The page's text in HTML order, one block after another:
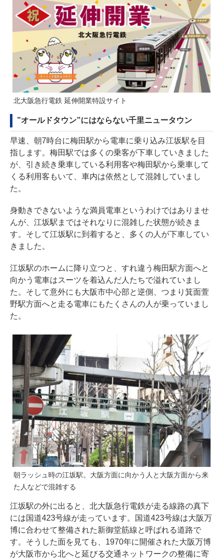
北大阪急行電鉄 延伸開業特設サイト
”オールドタウン”にはならない千里ニュータウン
早速、朝7時台に梅田駅から電車に乗り込み江坂駅を目
指します。梅田駅では多くの乗客が下車していきました
が、引き続き乗車している利用客や梅田駅から乗車して
くる利用客もいて、車内は依然として混雑していまし
た。
身動きできないような満員電車というわけではありませ
んが、江坂駅まではそれなりに混雑した状態が続きま
す。そして江坂駅に到着すると、多くの人が下車してい
きました。
江坂駅のホームに降り立つと、すれ違う梅田駅方面へと
向かう電車はスーツを着込んだ人たちで溢れていまし
た。そして意外にも大阪市中心部と逆側、つまり箕面萱
野駅方面へと走る電車にもたくさんの人が乗っていまし
た。
朝ラッシュ時の江坂駅。大阪方面に向かう人と大阪方面から来
た人などで混雑する
江坂駅の外に出ると、北大阪急行電鉄が走る線路の真下
には国道423号線が走っています。国道423号線は大阪万
博に合わせて整備された新御堂筋線と呼ばれる道路で
す。そうした面を見ても、1970年に開催された大阪万博
が大阪市から北へと延びる交通ネットワークの整備に寄